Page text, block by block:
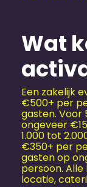
Wat
Een zakelijk
€500+ per
gasten. Voor
ongeveer
1.000 tot
€350+ per
gasten op
persoon.
locatie,